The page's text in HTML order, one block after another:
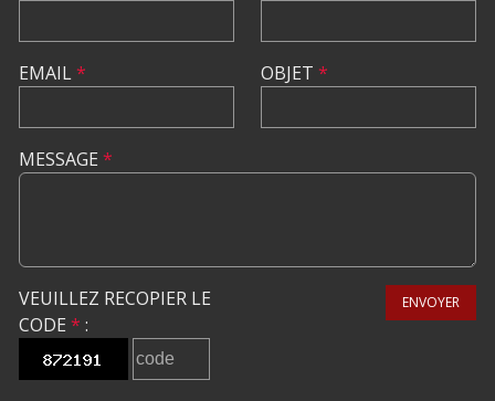
EMAIL* OBJET *
MESSAGE *
VEUILLEZ RECOPIER LE
CODE * :
ENVOYER